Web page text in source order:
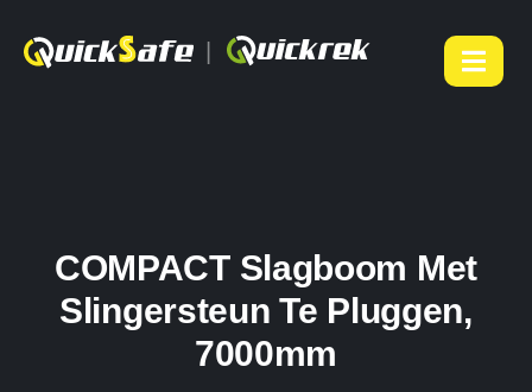
COMPACT Slagboom Met
Slingersteun Te Pluggen,
7000mm